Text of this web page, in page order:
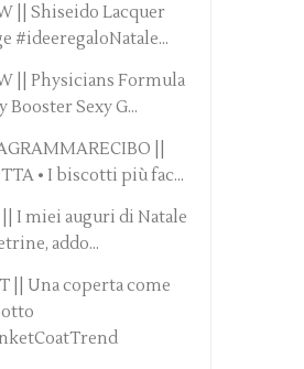
|| Shiseido Lacquer
#ideeregaloNatale...
|| Physicians Formula
Booster Sexy G...
||
• I biscotti più fac...
|| I miei auguri di Natale
addo...
|| Una coperta come